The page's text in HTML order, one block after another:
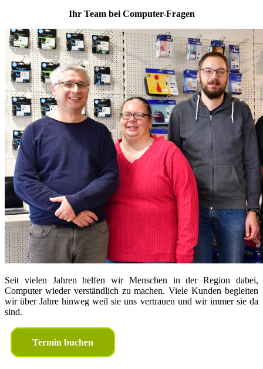
Ihr Team bei Computer-Fragen
Seit vielen Jahren helfen wir Menschen in der Region dabei,
Computer wieder verständlich zu machen. Viele Kunden begleiten
wir über Jahre hinweg weil sie uns vertrauen und wir immer sie da
sind.
Termin buchen